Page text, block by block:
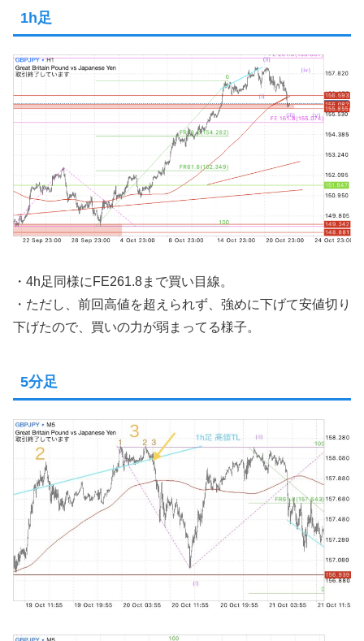
1h足
・4h足同様にFE261.8まで買い目線。
・ただし、前回高値を超えられず、強めに下げて安値切り
下げたので、買いの力が弱まってる様子。
5分足